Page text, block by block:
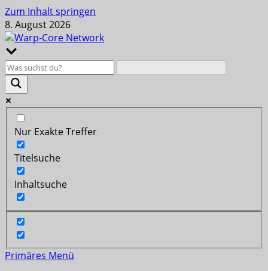
Zum Inhalt springen
8. August 2026
Nur Exakte Treffer
Titelsuche
Inhaltsuche
Primäres Menü